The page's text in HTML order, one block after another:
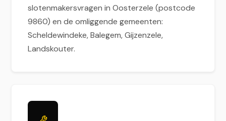
slotenmakersvragen in Oosterzele (postcode
9860) en de omliggende gemeenten:
Scheldewindeke, Balegem, Gijzenzele,
Landskouter.